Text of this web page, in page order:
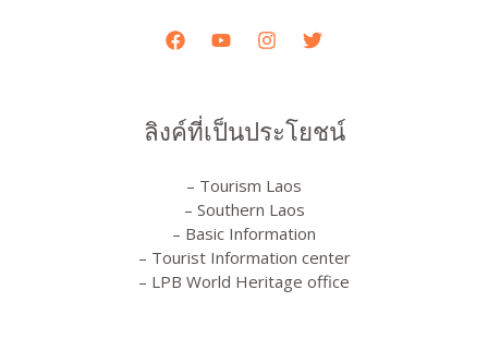
ลิงค์ที่เป็นประโยชน์
– Tourism Laos
– Southern Laos
– Basic Information
– Tourist Information center
– LPB World Heritage office